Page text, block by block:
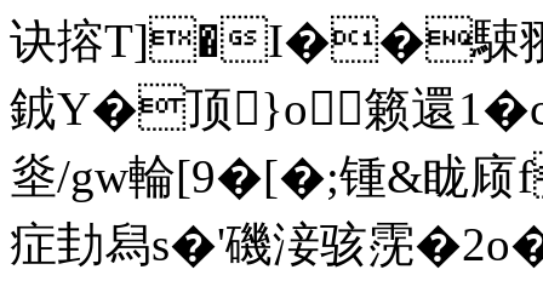
诀搈T]�I��駷
銊Y�顶}o籁還1�
烾/gw輪[9�[�;锺&眬
症劸舄s�'磯淁骇霃